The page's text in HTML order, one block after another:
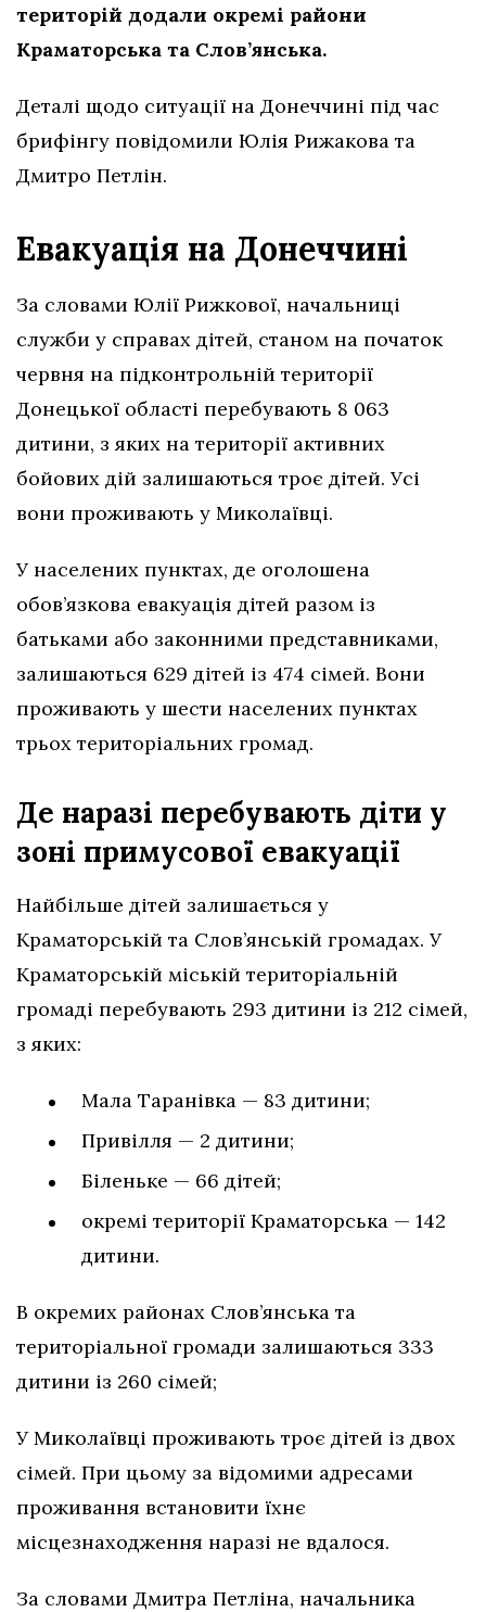
територій додали окремі райони
Краматорська та Слов’янська.
Деталі щодо ситуації на Донеччині під час
брифінгу повідомили Юлія Рижакова та
Дмитро Петлін.
Евакуація на Донеччині
За словами Юлії Рижкової, начальниці
служби у справах дітей, станом на початок
червня на підконтрольній території
Донецької області перебувають 8 063
дитини, з яких на території активних
бойових дій залишаються троє дітей. Усі
вони проживають у Миколаївці.
У населених пунктах, де оголошена
обов’язкова евакуація дітей разом із
батьками або законними представниками,
залишаються 629 дітей із 474 сімей. Вони
проживають у шести населених пунктах
трьох територіальних громад.
Де наразі перебувають діти у
зоні примусової евакуації
Найбільше дітей залишається у
Краматорській та Слов’янській громадах. У
Краматорській міській територіальній
громаді перебувають 293 дитини із 212 сімей,
з яких:
Мала Таранівка — 83 дитини;
Привілля — 2 дитини;
Біленьке — 66 дітей;
окремі території Краматорська — 142
дитини.
В окремих районах Слов’янська та
територіальної громади залишаються 333
дитини із 260 сімей;
У Миколаївці проживають троє дітей із двох
сімей. При цьому за відомими адресами
проживання встановити їхнє
місцезнаходження наразі не вдалося.
За словами Дмитра Петліна, начальника